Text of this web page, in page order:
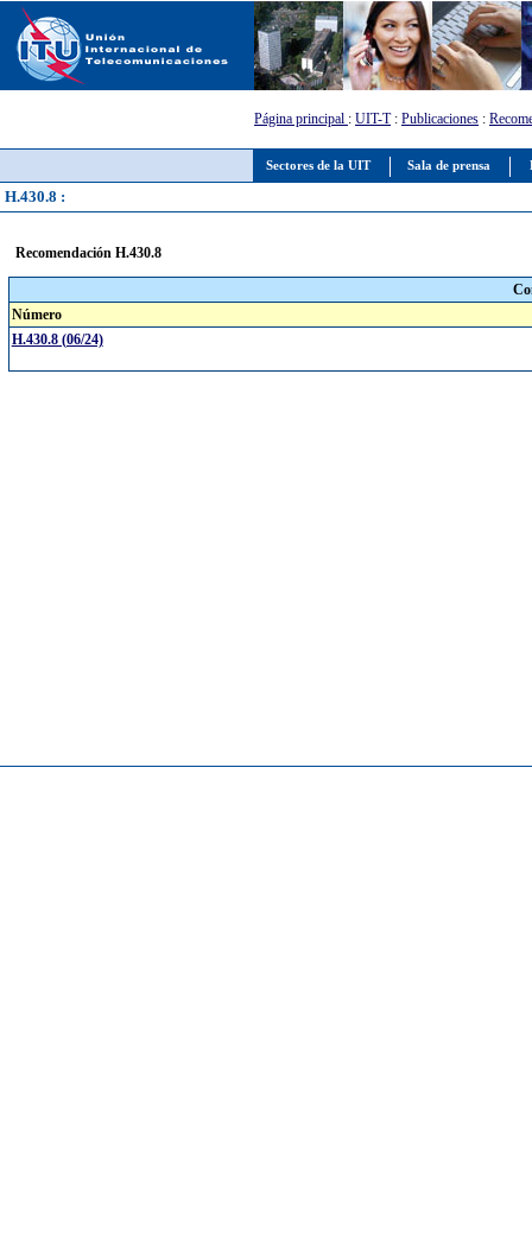
Sectores de la UIT Sala de prensa
Página principal : UIT-T: Publicaciones :
H.430.8 :
Recomendación H.430.8
Número
H.430.8 (06/24)